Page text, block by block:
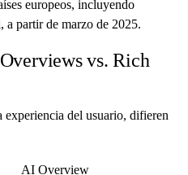
europeos, incluyendo
partir de marzo de 2025.
vs. Rich
experiencia del usuario, difieren
AI Overview